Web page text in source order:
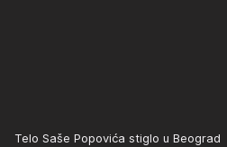
Telo Saše Popovića stiglo u Beograd